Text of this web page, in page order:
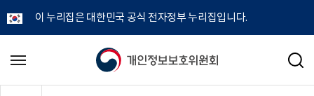
이 누리집은 대한민국 공식 전자정부 누리집입니다.
개
메
검